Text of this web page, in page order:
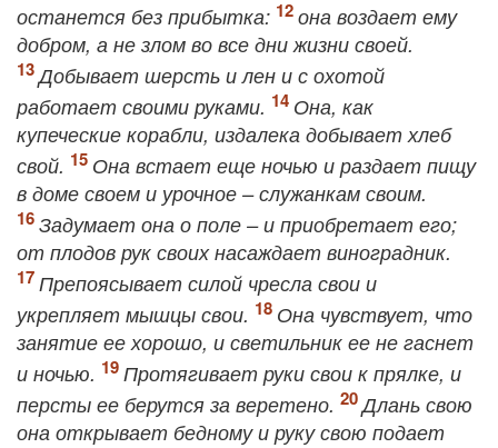
останется без прибытка:
она воздает ему
добром, а не злом во все дни жизни своей.
Добывает шерсть и лен и с охотой
работает своими руками.
Она, как
купеческие корабли, издалека добывает хлеб
свой.
Она встает еще ночью и раздает пищу
в доме своем и урочное – служанкам своим.
Задумает она о поле – и приобретает его;
от плодов рук своих насаждает виноградник.
Препоясывает силой чресла свои и
укрепляет мышцы свои.
Она чувствует, что
занятие ее хорошо, и светильник ее не гаснет
и ночью.
Протягивает руки свои к прялке, и
персты ее берутся за веретено.
Длань свою
она открывает бедному и руку свою подает